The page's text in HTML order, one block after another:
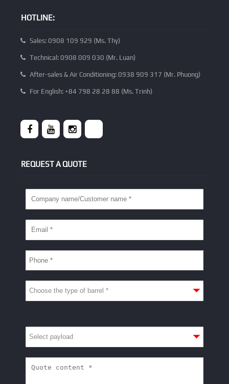
HOTLINE:
Sales: 0908 109 929 (Ms. Thy)
Technical: 0908 009 030 (Mr. Luan)
After-sales & Air Conditioning: 0938 909 317 (Mr. Phuong)
For English: +84 798 28 28 88 (Ms. Trinh)
REQUEST A QUOTE